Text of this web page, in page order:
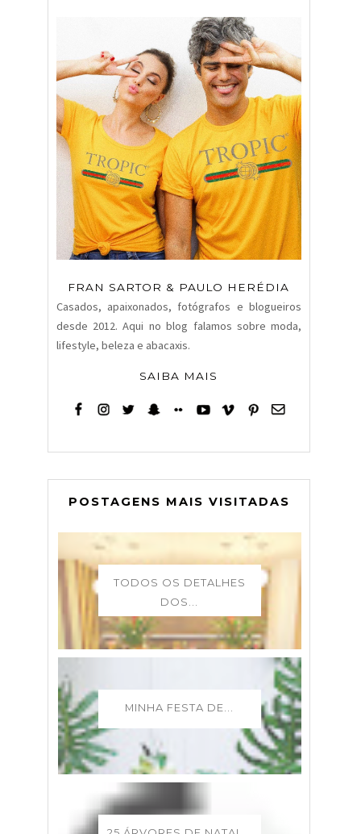
FRAN SARTOR & PAULO HERÉDIA
Casados, apaixonados, fotógrafos e blogueiros
desde 2012. Aqui no blog falamos sobre moda,
lifestyle, beleza e abacaxis.
SAIBA MAIS
POSTAGENS MAIS VISITADAS
TODOS OS DETALHES
DOS...
MINHA FESTA DE...